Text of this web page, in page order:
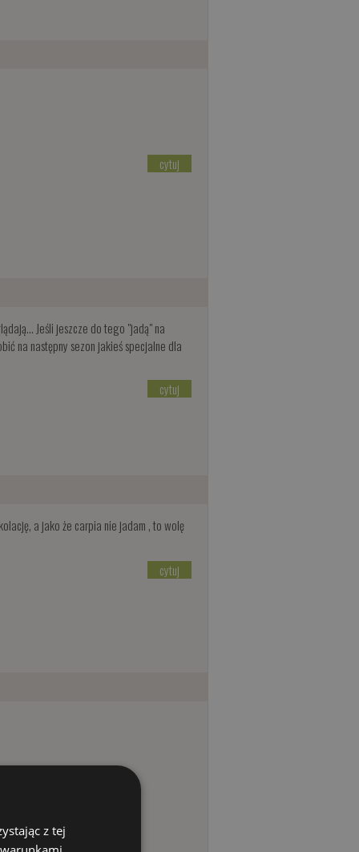
cytuj
Jeśli jeszcze do tego "jadą" na
na następny sezon jakieś specjalne dla
cytuj
a jako że carpia nie jadam , to wolę
cytuj
z tej